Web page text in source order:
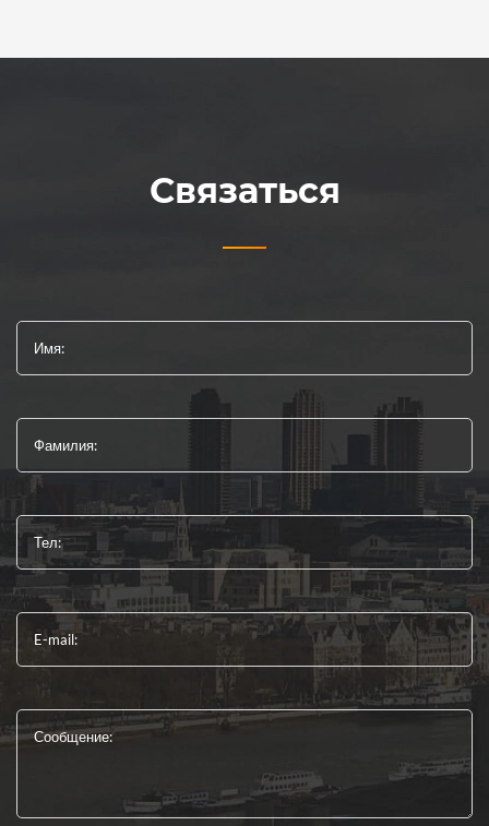
Связаться
Имя:
Фамилия:
Тел:
E-mail:
Сообщение: